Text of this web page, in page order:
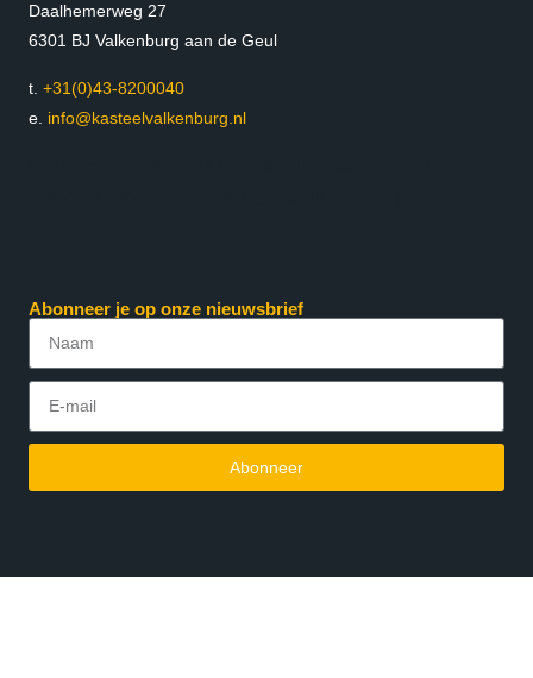
Daalhemerweg 27
6301 BJ Valkenburg aan de Geul
t. +31(0)43-8200040
e. info@kasteelvalkenburg.nl
Abonneer je op onze nieuwsbrief
Abonneer